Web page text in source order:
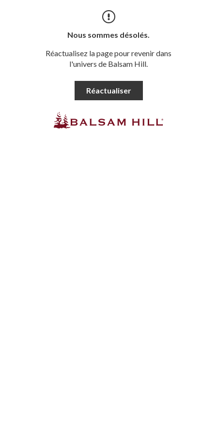
Nous sommes désolés.
Réactualisez la page pour revenir dans
l'univers de Balsam Hill.
Réactualiser